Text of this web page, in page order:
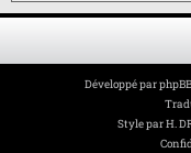
Développé parphpBB
Style parH.